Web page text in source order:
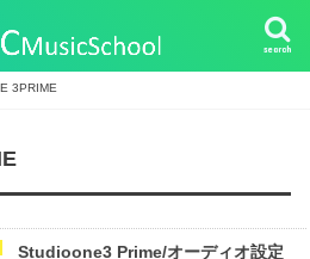
search
3PRIME
Studioone3 Prime/オーディオ設定